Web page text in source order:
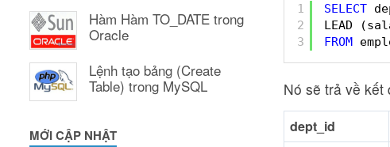
Hàm Hàm TO_DATE trong
Oracle
Lệnh tạo bảng (Create
Table) trong MySQL
MỚI CẬP NHẬT
1
2
3
SELECT
LEAD
FROM
Nó sẽ trả về kết
dept_id